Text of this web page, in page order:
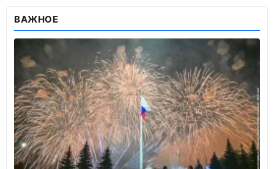
ВАЖНОЕ